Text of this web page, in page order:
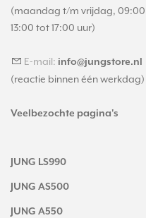
(maandag t/m vrijdag, 09:00
13:00 tot 17:00 uur)
E-mail: info@jungstore.nl
(reactie binnen één werkdag)
Veelbezochte pagina's
JUNG LS990
JUNG AS500
JUNG A550